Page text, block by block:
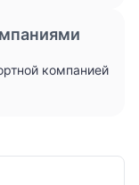
компанией